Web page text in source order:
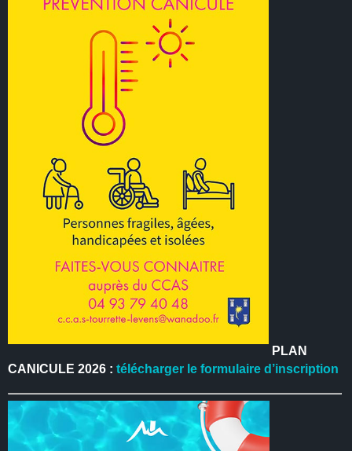
PLAN
CANICULE 2026 :télécharger le formulaire d’inscription